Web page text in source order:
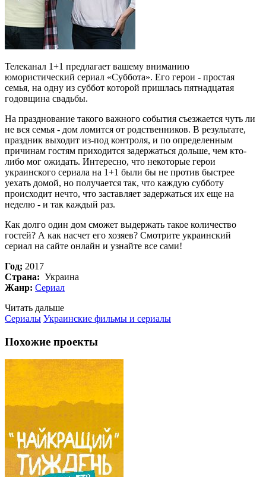
Телеканал 1+1 предлагает вашему вниманию
юмористический сериал «Суббота». Его герои - простая
семья, на одну из суббот которой пришлась пятнадцатая
годовщина свадьбы.
На празднование такого важного события съезжается чуть ли
не вся семья - дом ломится от родственников. В результате,
праздник выходит из-под контроля, и по определенным
причинам гостям приходится задержаться дольше, чем кто-
либо мог ожидать. Интересно, что некоторые герои
украинского сериала на 1+1 были бы не против быстрее
уехать домой, но получается так, что каждую субботу
происходит нечто, что заставляет задержаться их еще на
неделю - и так каждый раз.
Как долго один дом сможет выдержать такое количество
гостей? А как насчет его хозяев? Смотрите украинский
сериал на сайте онлайн и узнайте все сами!
Год; 2017
Страна: Украина
Жанр: Сериал
Читать дальше
Сериалы Украинские фильмы и сериалы
Похожие проекты